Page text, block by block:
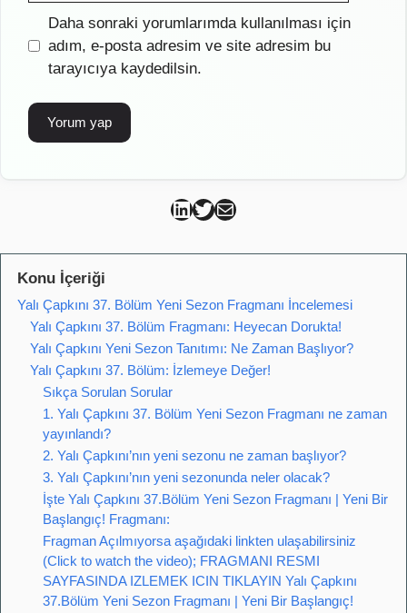
İnternet
sitesi
Daha sonraki yorumlarımda kullanılması için
adım, e-posta adresim ve site adresim bu
tarayıcıya kaydedilsin.
Can Kütahya Linkedin
Can Kütahya Twitter
Can Kütahya Mail
Konu İçeriği
Yalı Çapkını 37. Bölüm Yeni Sezon Fragmanı İncelemesi
Yalı Çapkını 37. Bölüm Fragmanı: Heyecan Dorukta!
Yalı Çapkını Yeni Sezon Tanıtımı: Ne Zaman Başlıyor?
Yalı Çapkını 37. Bölüm: İzlemeye Değer!
Sıkça Sorulan Sorular
1. Yalı Çapkını 37. Bölüm Yeni Sezon Fragmanı ne zaman
yayınlandı?
2. Yalı Çapkını’nın yeni sezonu ne zaman başlıyor?
3. Yalı Çapkını’nın yeni sezonunda neler olacak?
İşte Yalı Çapkını 37.Bölüm Yeni Sezon Fragmanı | Yeni Bir
Başlangıç! Fragmanı:
Fragman Açılmıyorsa aşağıdaki linkten ulaşabilirsiniz
(Click to watch the video); FRAGMANI RESMI
SAYFASINDA IZLEMEK ICIN TIKLAYIN Yalı Çapkını
37.Bölüm Yeni Sezon Fragmanı | Yeni Bir Başlangıç!